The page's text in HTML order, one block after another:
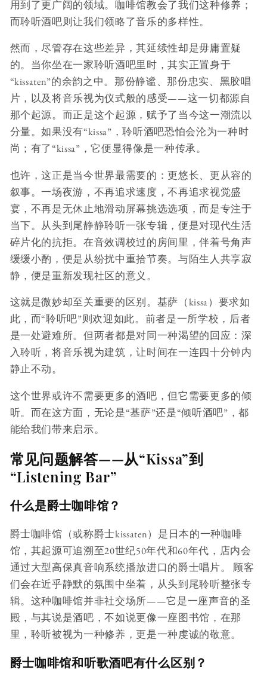
用到了更广阔的领域。咖啡馆教会了我们这种修养；
而聆听酒吧则让我们领略了音乐的多样性。
然而，尽管存在这些差异，其延续性却是毋庸置疑
的。当你坐在一家聆听酒吧里时，其实正置身于
“kissaten”的余韵之中。那份静谧、那份忠实、黑胶唱
片，以及将音乐视为仪式般的感受——这一切都源自
那个起源。而正是这个起源，赋予了当今这一潮流以
分量。如果没有“kissa”，聆听酒吧恐怕会沦为一种时
尚；有了“kissa”，它便显得像是一种传承。
也许，这正是当今世界最需要的：更悠长、更从容的
叙事。一场夜游，不再追求速度，不再追求视觉盛
宴，不再是无休止地滑动屏幕挑选选项，而是专注于
当下。从头到尾静静聆听一张专辑，便是对现代生活
碎片化的抗拒。在音效调校过的房间里，伴着号角声
缓缓小酌，便是从纷扰中重拾节奏。与陌生人共享寂
静，便是重新发现社区的意义。
这就是微妙却至关重要的区别。基萨（kissa）要求如
此，而“聆听吧”则欢迎如此。前者是一所学校，后者
是一处避难所。但两者都是对同一种渴望的回应：深
入聆听，将音乐视为建筑，让时间在一连四十分钟内
静止不动。
这个世界或许不需要更多的酒吧，但它需要更多的倾
听。而在这方面，无论是“基萨”还是“倾听酒吧”，都
能给我们带来启示。
常见问题解答——从“Kissa”到
“Listening Bar”
什么是爵士咖啡馆？
爵士咖啡馆（或称爵士kissaten）是日本的一种咖啡
馆，其起源可追溯至20世纪50年代和60年代，店内会
通过大型高保真音响系统播放进口的爵士唱片。 顾客
们会在近乎静默的氛围中坐着，从头到尾聆听整张专
辑。这种咖啡馆并非社交场所——它是一座声音的圣
殿，与其说是酒吧，不如说更像一座图书馆，在那
里，聆听被视为一种修养，更是一种虔诚的敬意。
爵士咖啡馆和听歌酒吧有什么区别？